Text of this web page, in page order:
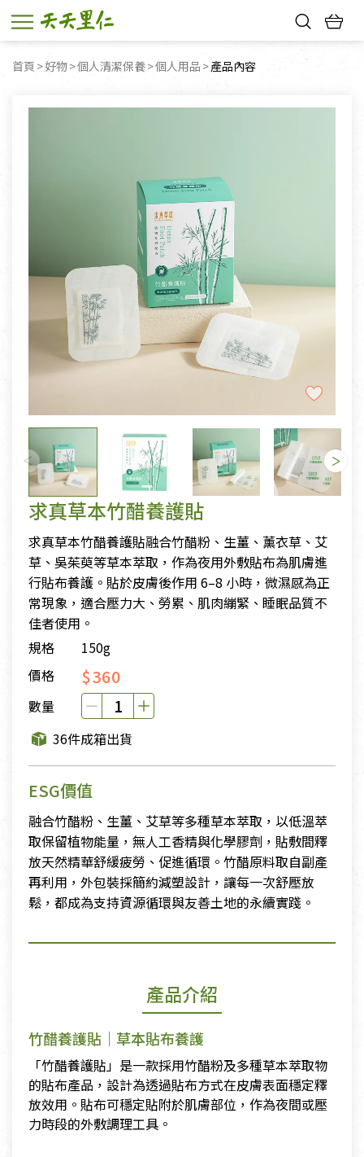
首頁 好物 個人清潔保養 個人用品 目前頁面：
產品內容
求真草本竹醋養護貼
求真草本竹醋養護貼融合竹醋粉、生薑、薰衣草、艾
草、吳茱萸等草本萃取，作為夜用外敷貼布為肌膚進
行貼布養護。貼於皮膚後作用 6–8 小時，微濕感為正
常現象，適合壓力大、勞累、肌肉繃緊、睡眠品質不
佳者使用。
規格
150g
價格
$360
數量
36件成箱出貨
ESG價值
融合竹醋粉、生薑、艾草等多種草本萃取，以低溫萃
取保留植物能量，無人工香精與化學膠劑，貼敷間釋
放天然精華舒緩疲勞、促進循環。竹醋原料取自副產
再利用，外包裝採簡約減塑設計，讓每一次舒壓放
鬆，都成為支持資源循環與友善土地的永續實踐。
產品介紹
竹醋養護貼｜草本貼布養護
「竹醋養護貼」是一款採用竹醋粉及多種草本萃取物
的貼布產品，設計為透過貼布方式在皮膚表面穩定釋
放效用。貼布可穩定貼附於肌膚部位，作為夜間或壓
力時段的外敷調理工具。